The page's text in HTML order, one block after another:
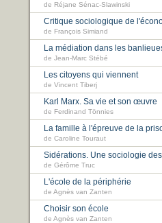
de Réjane Sénac-Slawinski
Critique sociologique de
de François Simiand
La médiation dans les
de Jean-Marc Stébé
Les citoyens qui viennent
de Vincent Tiberj
Karl Marx. Sa vie et son œuvre
de Ferdinand Tönnies
La famille à l'épreuve de la
de Caroline Touraut
Sidérations. Une sociologie
de Gérôme Truc
L'école de la périphérie
de Agnès van Zanten
Choisir son école
de Agnès van Zanten